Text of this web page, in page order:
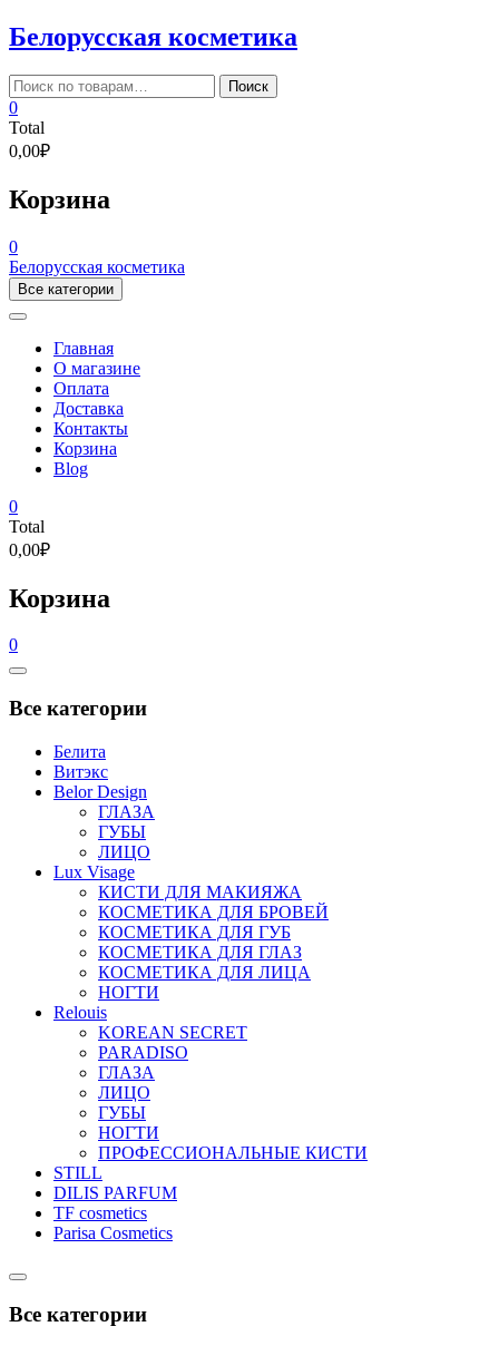
Skip
to
content
Белорусская косметика
Искать: Поиск
0
Total
0,00₽
Корзина
0
Белорусская косметика
Все категории
Главная
О магазине
Оплата
Доставка
Контакты
Корзина
Blog
0
Total
0,00₽
Корзина
0
Catalog
Все категории
Белита
Витэкс
Belor Design
ГЛАЗА
ГУБЫ
ЛИЦО
Lux Visage
КИСТИ ДЛЯ МАКИЯЖА
КОСМЕТИКА ДЛЯ БРОВЕЙ
КОСМЕТИКА ДЛЯ ГУБ
КОСМЕТИКА ДЛЯ ГЛАЗ
КОСМЕТИКА ДЛЯ ЛИЦА
НОГТИ
Relouis
KOREAN SECRET
PARADISO
ГЛАЗА
ЛИЦО
ГУБЫ
НОГТИ
ПРОФЕССИОНАЛЬНЫЕ КИСТИ
STILL
DILIS PARFUM
TF cosmetics
Parisa Cosmetics
Catalog
Все категории